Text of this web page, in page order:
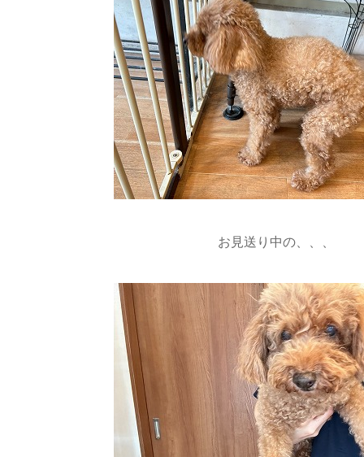
お見送り中の、、、